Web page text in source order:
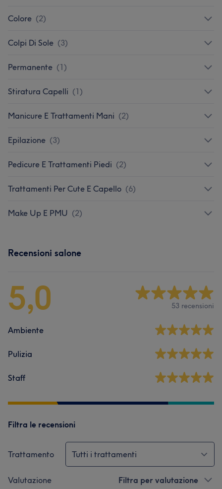
Colore (2)
Colpi Di Sole (3)
Permanente (1)
Stiratura Capelli (1)
Manicure E Trattamenti Mani (2)
Epilazione (3)
Pedicure E Trattamenti Piedi (2)
Trattamenti Per Cute E Capello (6)
Make Up E PMU (2)
Recensioni salone
5,0 53 recensioni
Ambiente
Pulizia
Staff
Filtra le recensioni
Trattamento Tutti i trattamenti
Valutazione Filtra per valutazione